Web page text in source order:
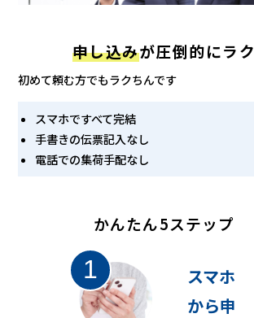
申し込みが圧倒的にラク
初めて頼む方でもラクちんです
スマホですべて完結
手書きの伝票記入なし
電話での集荷手配なし
かんたん5ステップ
スマホ
から申